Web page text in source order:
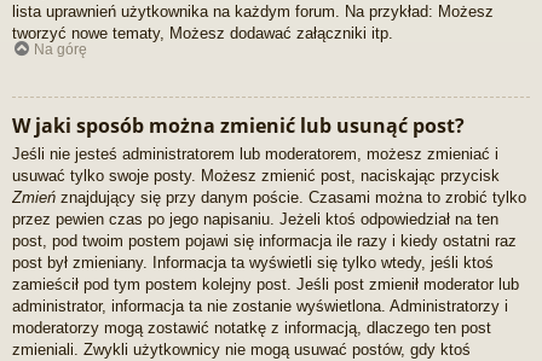
lista uprawnień użytkownika na każdym forum. Na przykład: Możesz
tworzyć nowe tematy, Możesz dodawać załączniki itp.
Na górę
W jaki sposób można zmienić lub usunąć post?
Jeśli nie jesteś administratorem lub moderatorem, możesz zmieniać i
usuwać tylko swoje posty. Możesz zmienić post, naciskając przycisk
Zmień znajdujący się przy danym poście. Czasami można to zrobić tylko
przez pewien czas po jego napisaniu. Jeżeli ktoś odpowiedział na ten
post, pod twoim postem pojawi się informacja ile razy i kiedy ostatni raz
post był zmieniany. Informacja ta wyświetli się tylko wtedy, jeśli ktoś
zamieścił pod tym postem kolejny post. Jeśli post zmienił moderator lub
administrator, informacja ta nie zostanie wyświetlona. Administratorzy i
moderatorzy mogą zostawić notatkę z informacją, dlaczego ten post
zmieniali. Zwykli użytkownicy nie mogą usuwać postów, gdy ktoś